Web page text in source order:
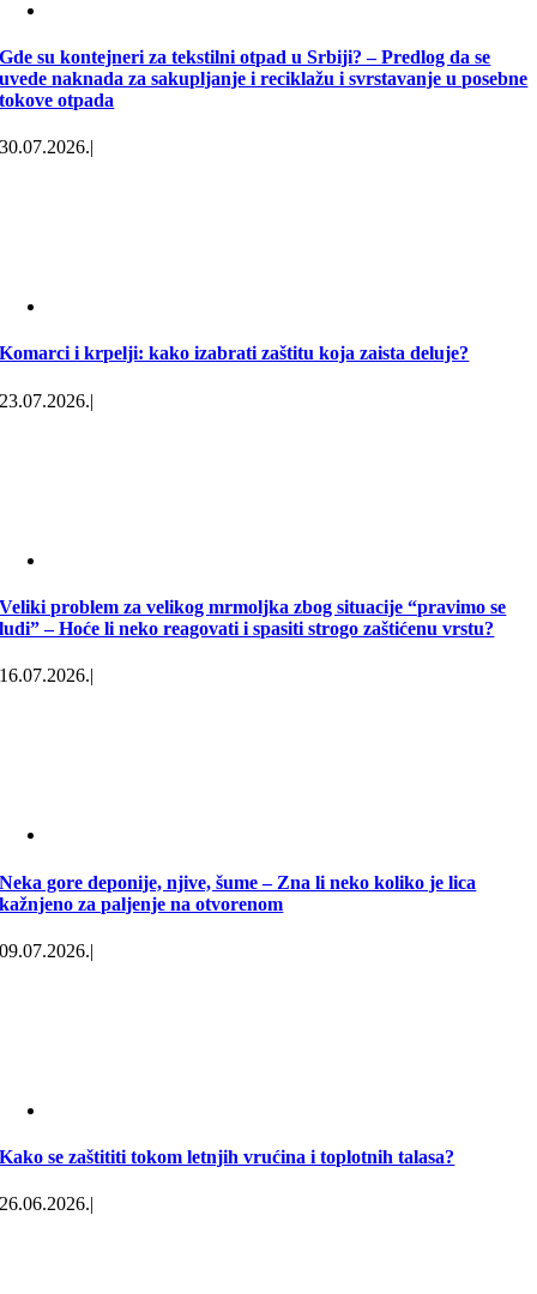
Gde su kontejneri za tekstilni otpad u Srbiji? – Predlog da se
uvede naknada za sakupljanje i reciklažu i svrstavanje u posebne
tokove otpada
30.07.2026.|
Komarci i krpelji: kako izabrati zaštitu koja zaista deluje?
23.07.2026.|
Veliki problem za velikog mrmoljka zbog situacije “pravimo se
ludi” – Hoće li neko reagovati i spasiti strogo zaštićenu vrstu?
16.07.2026.|
Neka gore deponije, njive, šume – Zna li neko koliko je lica
kažnjeno za paljenje na otvorenom
09.07.2026.|
Kako se zaštititi tokom letnjih vrućina i toplotnih talasa?
26.06.2026.|